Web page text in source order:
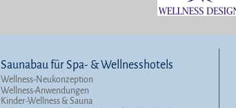
Saunabau für Spa- & Wellnesshotels
Wellness-Neukonzeption
Wellness-Anwendungen
Kinder-Wellness & Sauna